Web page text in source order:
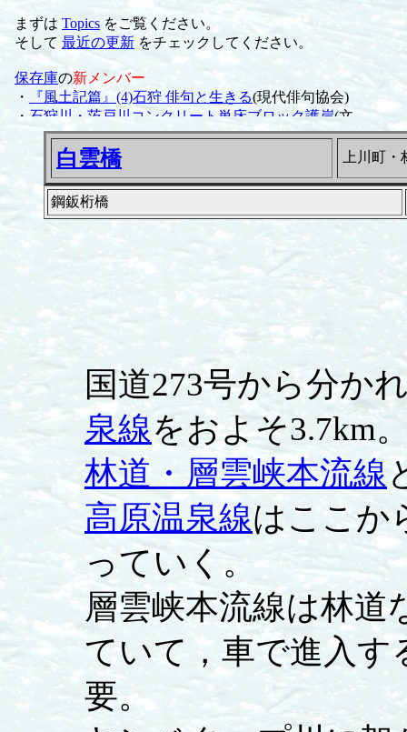
白雲橋 上川町
鋼鈑桁橋
国道273号から分か
泉線をおよそ3.7km
林道・層雲峡本流線
高原温泉線はここか
っていく。
層雲峡本流線は林道
ていて，車で進入す
要。